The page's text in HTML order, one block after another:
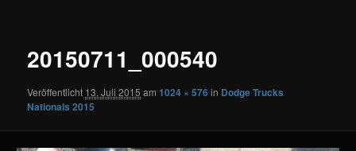
20150711_000540
Veröffentlicht 13. Juli 2015 am1024 × 576 in Dodge Trucks
Nationals 2015